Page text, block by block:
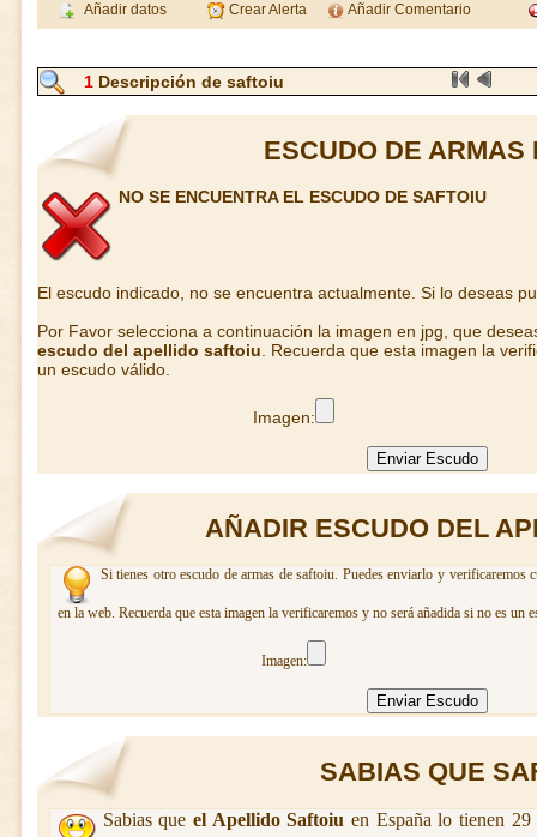
Añadir datos Crear Alerta Añadir Comentario
1 Descripción de saftoiu
ESCUDO DE ARMAS
NO SE ENCUENTRA EL ESCUDO DE SAFTOIU
El escudo indicado, no se encuentra actualmente. Si lo deseas
Por Favor selecciona a continuación la imagen en jpg, que
escudo del apellido saftoiu . Recuerda que esta imagen la
un escudo válido.
Imagen:
AÑADIR ESCUDO DEL
Si tienes otro escudo de armas de saftoiu. Puedes enviarlo y verificaremos
en la web. Recuerda que esta imagen la verificaremos y no será añadida si no es un
Imagen:
SABIAS QUE
Sabias que el Apellido Saftoiu en España lo tienen